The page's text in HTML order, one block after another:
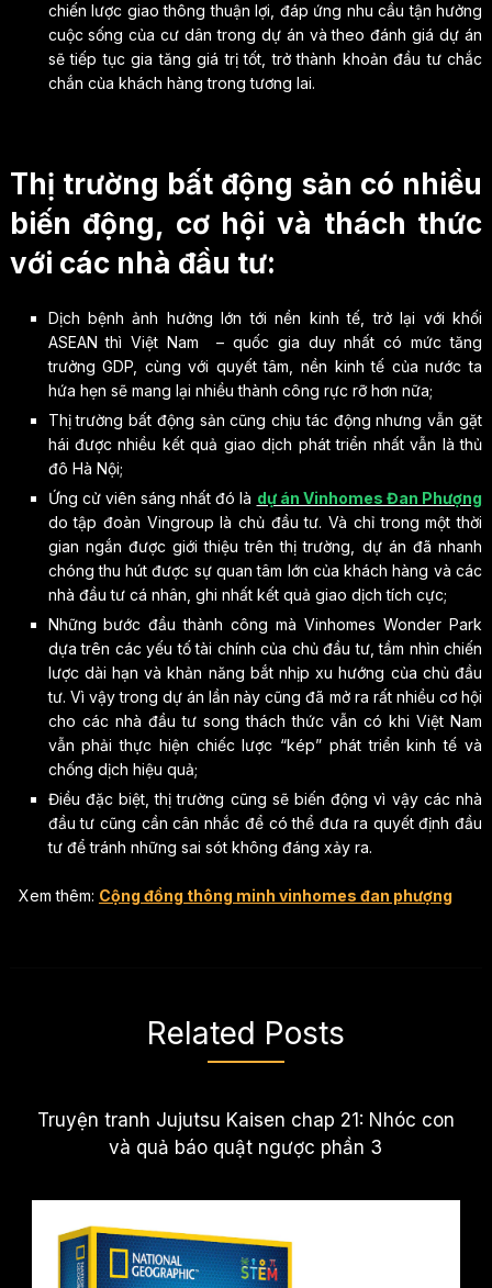
chiến lược giao thông thuận lợi, đáp ứng nhu cầu tận hưởng
cuộc sống của cư dân trong dự án và theo đánh giá dự án
sẽ tiếp tục gia tăng giá trị tốt, trở thành khoản đầu tư chắc
chắn của khách hàng trong tương lai.
Thị trường bất động sản có nhiều
biến động, cơ hội và thách thức
với các nhà đầu tư:
Dịch bệnh ảnh hưởng lớn tới nền kinh tế, trở lại với khối
ASEAN thì Việt Nam – quốc gia duy nhất có mức tăng
trưởng GDP, cùng với quyết tâm, nền kinh tế của nước ta
hứa hẹn sẽ mang lại nhiều thành công rực rỡ hơn nữa;
Thị trường bất động sản cũng chịu tác động nhưng vẫn gặt
hái được nhiều kết quả giao dịch phát triển nhất vẫn là thủ
đô Hà Nội;
Ứng cử viên sáng nhất đó là dự án Vinhomes Đan Phượng
do tập đoàn Vingroup là chủ đầu tư. Và chỉ trong một thời
gian ngắn được giới thiệu trên thị trường, dự án đã nhanh
chóng thu hút được sự quan tâm lớn của khách hàng và các
nhà đầu tư cá nhân, ghi nhất kết quả giao dịch tích cực;
Những bước đầu thành công mà Vinhomes Wonder Park
dựa trên các yếu tố tài chính của chủ đầu tư, tầm nhìn chiến
lược dài hạn và khản năng bắt nhịp xu hướng của chủ đầu
tư. Vì vậy trong dự án lần này cũng đã mở ra rất nhiều cơ hội
cho các nhà đầu tư song thách thức vẫn có khi Việt Nam
vẫn phải thực hiện chiếc lược “kép” phát triển kinh tế và
chống dịch hiệu quả;
Điều đặc biệt, thị trường cũng sẽ biến động vì vậy các nhà
đầu tư cũng cần cân nhắc để có thể đưa ra quyết định đầu
tư để tránh những sai sót không đáng xảy ra.
Xem thêm: Cộng đồng thông minh vinhomes đan phượng
Related Posts
Truyện tranh Jujutsu Kaisen chap 21: Nhóc con
và quả báo quật ngược phần 3